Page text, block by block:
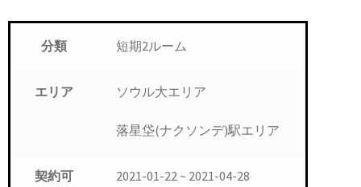
分類 短期2ルーム
エリア ソウル大エリア
落星垈(ナクソンデ)駅エリア
契約可
2021-01-22 ~ 2021-04-28